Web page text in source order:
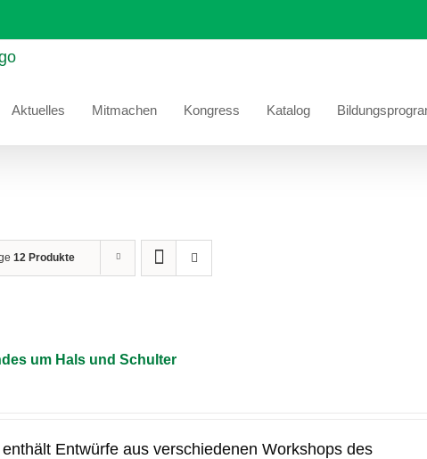
Aktuelles Mitmachen Kongress Katalog
12 Produkte
um Hals und Schulter
Entwürfe aus verschiedenen Workshops des